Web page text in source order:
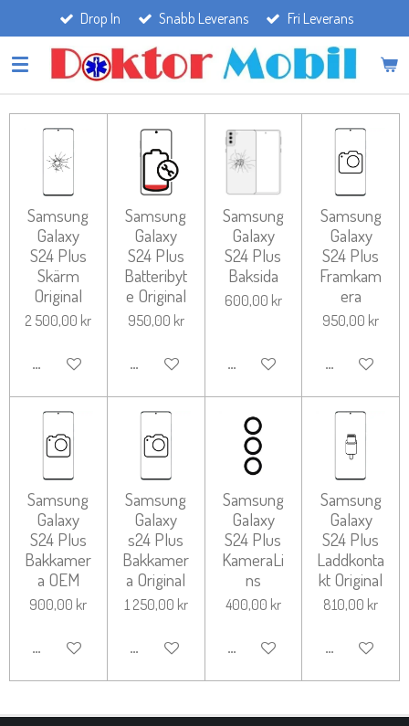
till
huvudinnehållet
Drop In Snabb Leverans Fri Leverans
Samsung
Galaxy
S24 Plus
Skärm
Original
2 500,00 kr
LÄGG TILL I VARUKORG
Samsung
Galaxy
S24 Plus
Batteribyt
e Original
950,00 kr
LÄGG TILL I VARUKORG
Samsung
Galaxy
S24 Plus
Baksida
600,00 kr
LÄGG TILL I VARUKORG
Samsung
Galaxy
S24 Plus
Framkam
era
950,00 kr
LÄGG TILL I
Samsung
Galaxy
S24 Plus
Bakkamer
a OEM
900,00 kr
LÄGG TILL I VARUKORG
Samsung
Galaxy
s24 Plus
Bakkamer
a Original
1 250,00 kr
LÄGG TILL I VARUKORG
Samsung
Galaxy
S24 Plus
KameraLi
ns
400,00 kr
LÄGG TILL I VARUKORG
Samsung
Galaxy
S24 Plus
Laddkonta
kt Original
810,00 kr
LÄGG TILL I